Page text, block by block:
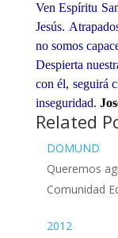
Ven Espíritu
Jesús.
no somos
Despierta
con él, seguirá
inseguridad.
Related
DOMUND
Queremos
Comunidad
2012